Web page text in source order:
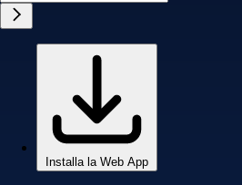
Installa la Web App